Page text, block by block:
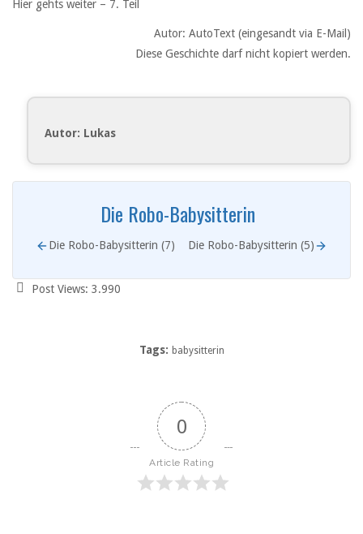
Hier gehts weiter – 7. Teil
Autor: AutoText (eingesandt via E-Mail)
Diese Geschichte darf nicht kopiert werden.
Autor: Lukas
Die Robo-Babysitterin
Die Robo-Babysitterin (7) Die Robo-Babysitterin (5)
Post Views: 3.990
Tags: babysitterin
0
Article Rating